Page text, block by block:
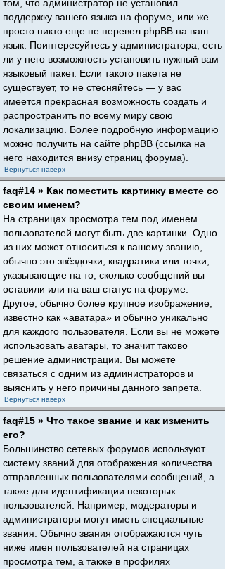
том, что администратор не установил
поддержку вашего языка на форуме, или же
просто никто еще не перевел phpBB на ваш
язык. Поинтересуйтесь у администратора, есть
ли у него возможность установить нужный вам
языковый пакет. Если такого пакета не
существует, то не стесняйтесь — у вас
имеется прекрасная возможность создать и
распространить по всему миру свою
локализацию. Более подробную информацию
можно получить на сайте phpBB (ссылка на
него находится внизу страниц форума).
Вернуться наверх
faq#14 » Как поместить картинку вместе со
своим именем?
На страницах просмотра тем под именем
пользователей могут быть две картинки. Одно
из них может относиться к вашему званию,
обычно это звёздочки, квадратики или точки,
указывающие на то, сколько сообщений вы
оставили или на ваш статус на форуме.
Другое, обычно более крупное изображение,
известно как «аватара» и обычно уникально
для каждого пользователя. Если вы не можете
использовать аватары, то значит таково
решение администрации. Вы можете
связаться с одним из администраторов и
выяснить у него причины данного запрета.
Вернуться наверх
faq#15 » Что такое звание и как изменить
его?
Большинство сетевых форумов используют
систему званий для отображения количества
отправленных пользователями сообщений, а
также для идентификации некоторых
пользователей. Например, модераторы и
администраторы могут иметь специальные
звания. Обычно звания отображаются чуть
ниже имен пользователей на страницах
просмотра тем, а также в профилях